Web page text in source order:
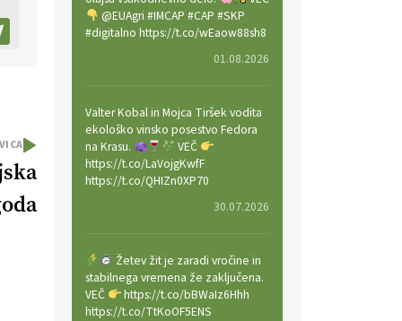
@EUAgri #IMCAP #CAP #SKP
#digitalno https://t.co/wEaow88sh8
01.08.2026
Valter Kobal in Mojca Tiršek vodita
ekološko vinsko posestvo Fedora
na Krasu.
VEČ
https://t.co/LaVojgKwfF
https://t.co/QHIZn0XP70
30.07.2026
Žetev žit je zaradi vročine in
stabilnega vremena že zaključena.
VEČ
https://t.co/bBWaIz6Hhh
https://t.co/TtKoOF5ENS